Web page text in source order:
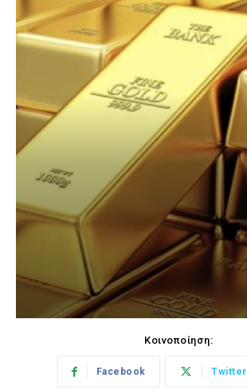
Κοινοποίηση:
Facebook Twitter